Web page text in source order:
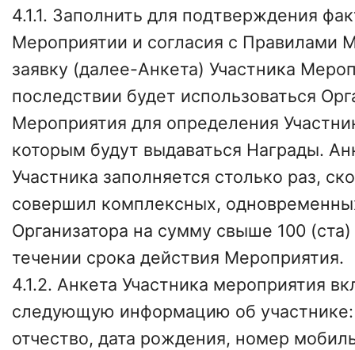
4.1.1. Заполнить для подтверждения
Мероприятии и согласия с Правилами
заявку (далее-Анкета) Участника
последствии будет использоваться
Мероприятия для определения
которым будут выдаваться Награды.
Участника заполняется столько раз,
совершил комплексных,
Организатора на сумму свыше 100
течении срока действия Мероприятия.
4.1.2. Анкета Участника мероприятия
следующую информацию об
отчество, дата рождения, номер